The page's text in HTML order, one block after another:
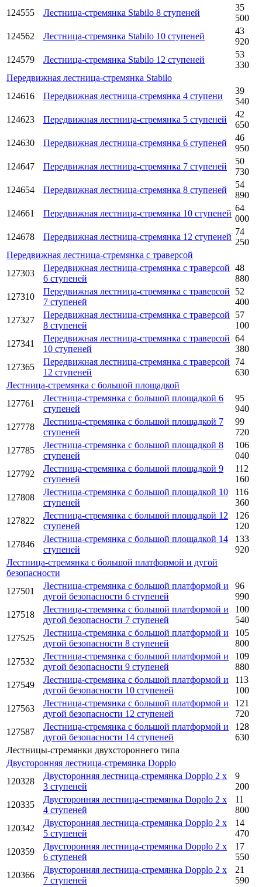
124555
Лестница-стремянка Stabilo 8 ступеней
35
500
124562
Лестница-стремянка Stabilo 10 ступеней
43
920
124579
Лестница-стремянкa Stabilo 12 ступеней
53
330
Передвижная лестница-стремянка Stabilo
124616
Передвижная лестница-стремянка 4 ступени
39
540
124623
Передвижная лестница-стремянка 5 ступеней
42
650
124630
Передвижная лестница-стремянка 6 ступеней
46
950
124647
Передвижная лестница-стремянка 7 ступеней
50
730
124654
Передвижная лестница-стремянка 8 ступеней
54
890
124661
Передвижная лестница-стремянка 10 ступеней
64
000
124678
Передвижная лестница-стремянка 12 ступеней
74
250
Передвижная лестница-стремянка с траверсой
127303
Передвижная лестница-стремянка с траверсой
6 ступеней
48
880
127310
Передвижная лестница-стремянка с траверсой
7 ступеней
52
400
127327
Передвижная лестница-стремянка с траверсой
8 ступеней
57
100
127341
Передвижная лестница-стремянка с траверсой
10 ступеней
64
380
127365
Передвижная лестница-стремянка с траверсой
12 ступеней
74
630
Лестница-стремянка с большой площадкой
127761
Лестница-стремянка с большой площадкой 6
ступеней
95
940
127778
Лестница-стремянка с большой площадкой 7
ступеней
99
720
127785
Лестница-стремянка с большой площадкой 8
ступеней
106
040
127792
Лестница-стремянка с большой площадкой 9
ступеней
112
160
127808
Лестница-стремянка с большой площадкой 10
ступеней
116
360
127822
Лестница-стремянка с большой площадкой 12
ступеней
126
120
127846
Лестница-стремянка с большой площадкой 14
ступеней
133
920
Лестница-стремянка с большой платформой и дугой
безопасности
127501
Лестница-стремянка с большой платформой и
дугой безопасности 6 ступеней
96
990
127518
Лестница-стремянка с большой платформой и
дугой безопасности 7 ступеней
100
540
127525
Лестница-стремянка с большой платформой и
дугой безопасности 8 ступеней
105
800
127532
Лестница-стремянка с большой платформой и
дугой безопасности 9 ступеней
109
880
127549
Лестница-стремянка с большой платформой и
дугой безопасности 10 ступеней
113
100
127563
Лестница-стремянка с большой платформой и
дугой безопасности 12 ступеней
121
720
127587
Лестница-стремянка с большой платформой и
дугой безопасности 14 ступеней
128
630
Лестницы-стремянки двухстороннего типа
Двусторонняя лестница-стремянка Dopplo
120328
Двусторонняя лестница-стремянка Dopplo 2 x
3 ступеней
9
200
120335
Двусторонняя лестница-стремянка Dopplo 2 x
4 ступеней
11
800
120342
Двусторонняя лестница-стремянка Dopplo 2 x
5 ступеней
14
470
120359
Двусторонняя лестница-стремянка Dopplo 2 x
6 ступеней
17
550
120366
Двусторонняя лестница-стремянка Dopplo 2 x
7 ступеней
21
590